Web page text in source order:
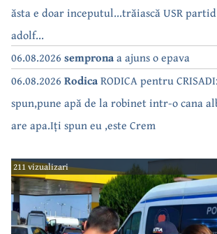
ăsta e doar inceputul...trăiască USR
adolf...
06.08.2026 sempronaa ajuns o epava
06.08.2026 RodicaRODICA pentru
spun,pune apă de la robinet intr-o cana
are apa.Iți spun eu ,este Crem
211 vizualizari